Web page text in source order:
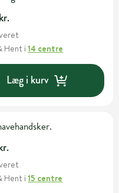
Hent i14 centre
Læg i kurv
Hent i15 centre